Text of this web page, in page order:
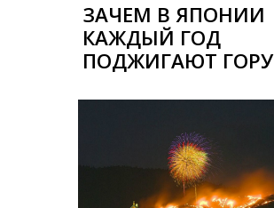
ЗАЧЕМ В ЯПОНИИ
КАЖДЫЙ ГОД
ПОДЖИГАЮТ ГОРУ